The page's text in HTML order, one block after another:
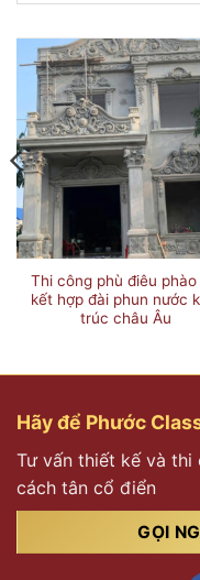
Thi công phù điêu phào
kết hợp đài phun nước
trúc châu Âu
Hãy để Phước
Tư vấn thiết kế và thi
cách tân cổ điển
GỌI